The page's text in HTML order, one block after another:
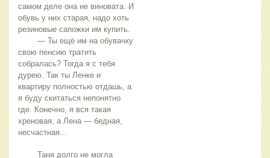
самом деле она не виновата. И
обувь у них старая, надо хоть
резиновые сапожки им купить.
свою пенсию тратить
собралась? Тогда я с тебя
дурею. Так ты Ленке и
квартиру полностью отдашь, а
я буду скитаться непонятно
где. Конечно, я вся такая
хреновая, а Лена — бедная,
несчастная...